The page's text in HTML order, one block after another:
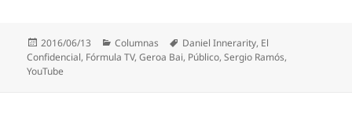
Publicado
el
2016/06/13 Categorías
Columnas Etiquetas
Daniel Innerarity, El
Confidencial, Fórmula TV,Geroa Bai, Público,Sergio Ramós,
YouTube